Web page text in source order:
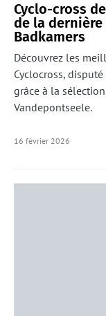
Cyclo-cross
de la dernière
Badkamers
Découvrez les
Cyclocross,
grâce à la
Vandepontseele.
16 février 2026